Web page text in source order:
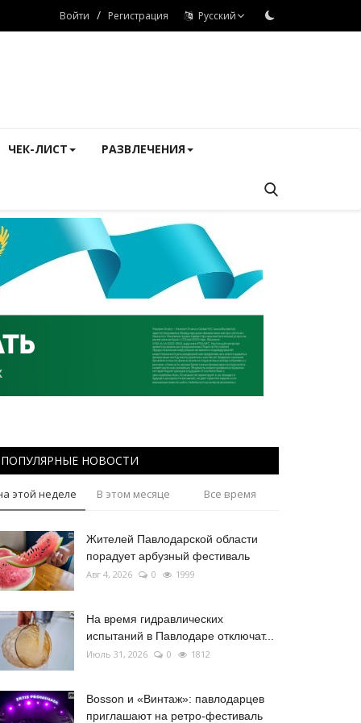
Войти / Регистрация Русский
ЧЕК-ЛИСТ РАЗВЛЕЧЕНИЯ
ПОПУЛЯРНЫЕ НОВОСТИ
этой неделе В этом месяце Все время
Жителей Павлодарской области
порадует арбузный фестиваль
Авг 4, 2026 0 1999
На время гидравлических
испытаний в Павлодаре отключат...
Июль 31, 2026 0 1812
Bosson и «Винтаж»: павлодарцев
приглашают на ретро-фестиваль